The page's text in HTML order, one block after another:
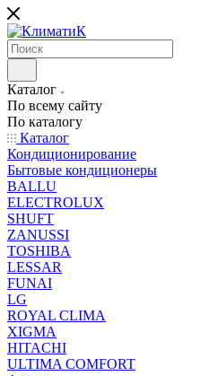
Каталог
По всему сайту
По каталогу
Каталог
Кондиционирование
Бытовые кондиционеры
BALLU
ELECTROLUX
SHUFT
ZANUSSI
TOSHIBA
LESSAR
FUNAI
LG
ROYAL CLIMA
XIGMA
HITACHI
ULTIMA COMFORT